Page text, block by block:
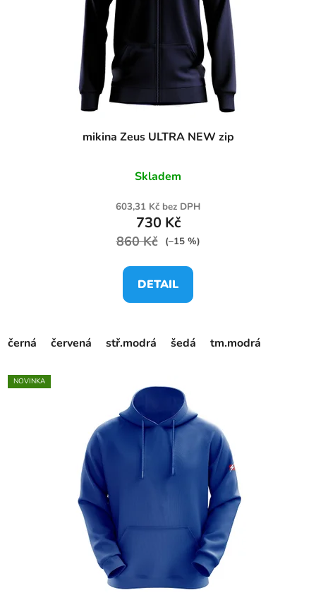
mikina Zeus ULTRA NEW zip
Skladem
603,31 Kč bez DPH
730 Kč
860 Kč (–15 %)
DETAIL
černá červená stř.modrá šedá tm.modrá
NOVINKA